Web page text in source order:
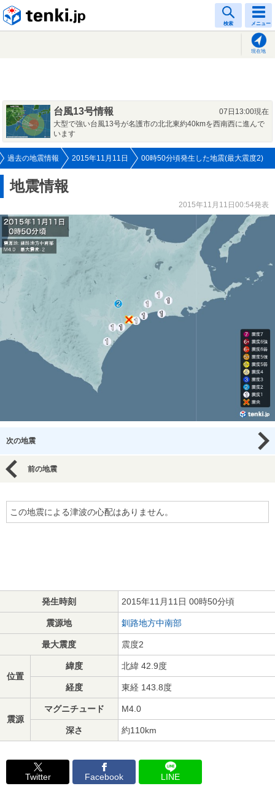
検索 メニュー
現在地
台風13号情報
07日13:00現在
大型で強い台風13号が名護市の北北東約40kmを西南西に進んで
います
過去の地震情報 2015年11月11日 00時50分頃発生した地震(最大震度2)
地震情報
2015年11月11日00:54発表
次の地震
前の地震
この地震による津波の心配はありません。
発生時刻 2015年11月11日 00時50分頃
震源地 釧路地方中南部
最大震度 震度2
位置
緯度 北緯 42.9度
経度 東経 143.8度
震源
マグニチュード M4.0
深さ 約110km
Twitter Facebook LINE